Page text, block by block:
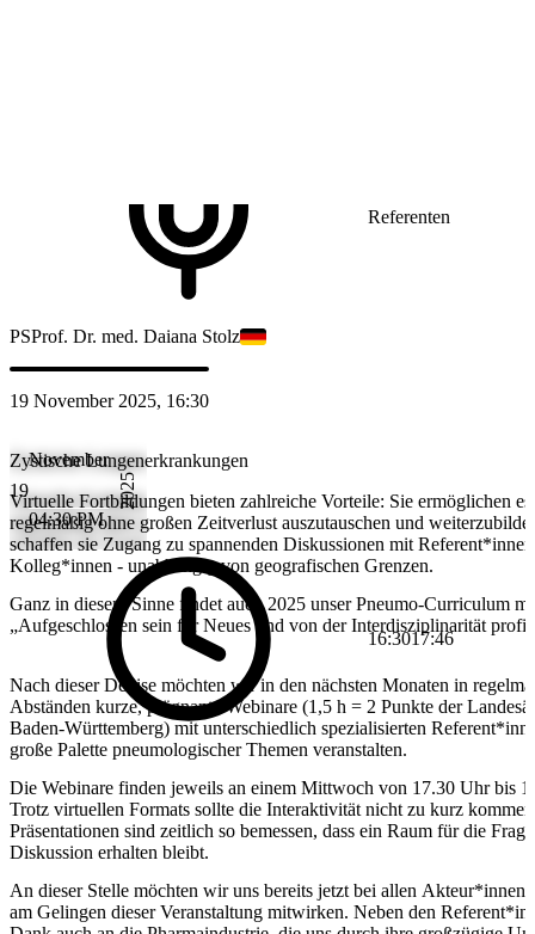
Referenten
PSProf. Dr. med. Daiana Stolz
19 November 2025, 16:30
19
November
04:30 PM
2025
16:3017:46
Zystische Lungenerkrankungen
Virtuelle Fortbildungen bieten zahlreiche Vorteile: Sie ermöglichen es
regelmäßig ohne großen Zeitverlust auszutauschen und
schaffen sie Zugang zu spannenden Diskussionen mit
Kolleg*innen - unabhängig von geografischen Grenzen.
Ganz in diesem Sinne findet auch 2025 unser Pneumo-Curriculum
„Aufgeschlossen sein für Neues und von der Interdisziplinarität
Nach dieser Devise möchten wir in den nächsten Monaten in
Abständen kurze, prägnante Webinare (1,5 h = 2 Punkte der
Baden-Württemberg) mit unterschiedlich spezialisierten
große Palette pneumologischer Themen veranstalten.
Die Webinare finden jeweils an einem Mittwoch von 17.30 Uhr bis
Trotz virtuellen Formats sollte die Interaktivität nicht zu kurz
Präsentationen sind zeitlich so bemessen, dass ein Raum für die
Diskussion erhalten bleibt.
An dieser Stelle möchten wir uns bereits jetzt bei allen Akteur*innen
am Gelingen dieser Veranstaltung mitwirken. Neben den